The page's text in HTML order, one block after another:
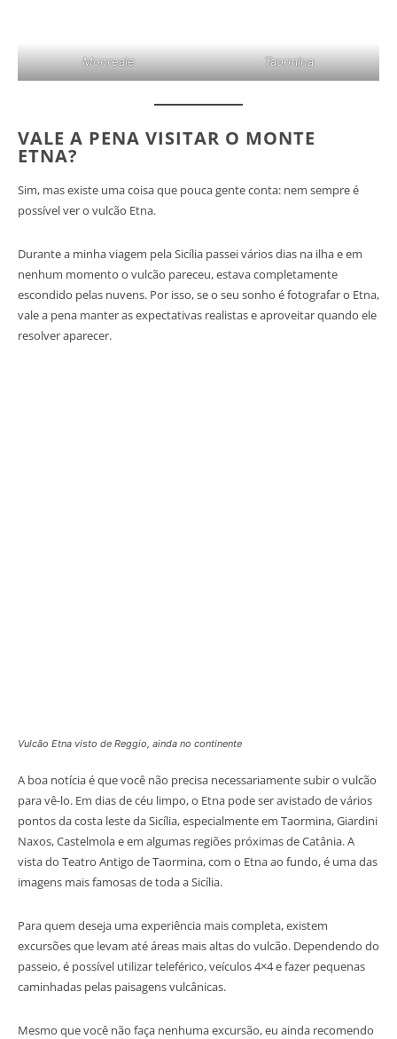
Monreale Taormina
VALE A PENA VISITAR O MONTE
ETNA?
Sim, mas existe uma coisa que pouca gente conta: nem sempre é
possível ver o vulcão Etna.
Durante a minha viagem pela Sicília passei vários dias na ilha e em
nenhum momento o vulcão pareceu, estava completamente
escondido pelas nuvens. Por isso, se o seu sonho é fotografar o Etna,
vale a pena manter as expectativas realistas e aproveitar quando ele
resolver aparecer.
Vulcão Etna visto de Reggio, ainda no continente
A boa notícia é que você não precisa necessariamente subir o vulcão
para vê-lo. Em dias de céu limpo, o Etna pode ser avistado de vários
pontos da costa leste da Sicília, especialmente em Taormina, Giardini
Naxos, Castelmola e em algumas regiões próximas de Catânia. A
vista do Teatro Antigo de Taormina, com o Etna ao fundo, é uma das
imagens mais famosas de toda a Sicília.
Para quem deseja uma experiência mais completa, existem
excursões que levam até áreas mais altas do vulcão. Dependendo do
passeio, é possível utilizar teleférico, veículos 4×4 e fazer pequenas
caminhadas pelas paisagens vulcânicas.
Mesmo que você não faça nenhuma excursão, eu ainda recomendo